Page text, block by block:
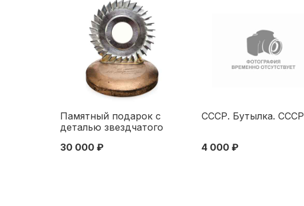
Памятный подарок с
деталью звездчатого
Н-7,3 см. завод
30 000 ₽
СССР. Бутылка. СССР
4 000 ₽